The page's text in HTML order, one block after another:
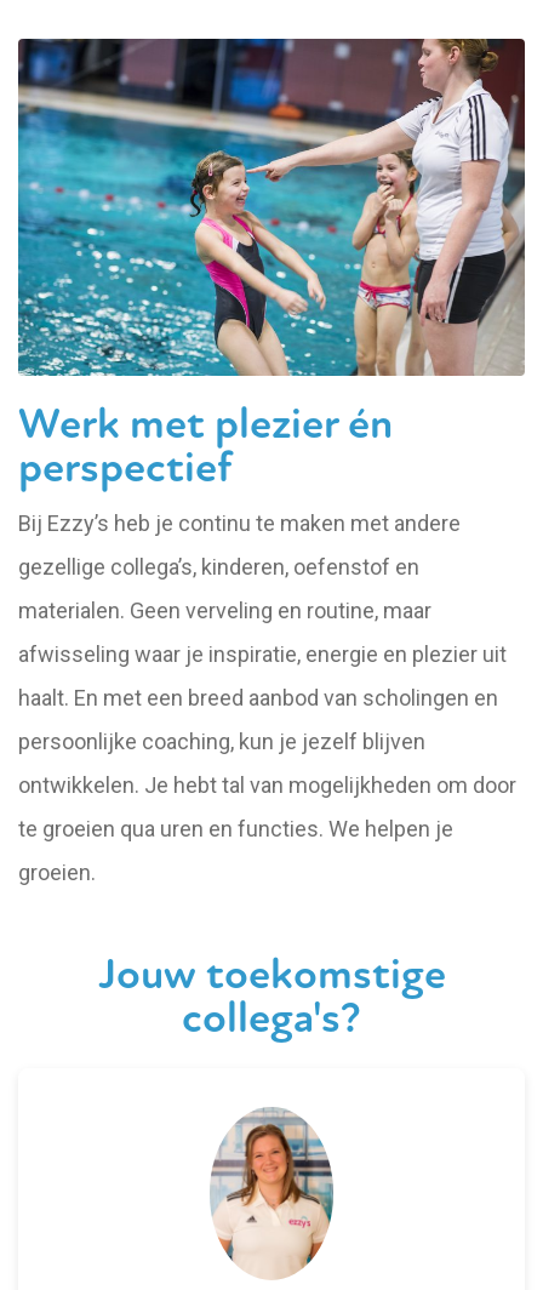
Werk met plezier én
perspectief
Bij Ezzy’s heb je continu te maken met andere
gezellige collega’s, kinderen, oefenstof en
materialen. Geen verveling en routine, maar
afwisseling waar je inspiratie, energie en plezier uit
haalt. En met een breed aanbod van scholingen en
persoonlijke coaching, kun je jezelf blijven
ontwikkelen. Je hebt tal van mogelijkheden om door
te groeien qua uren en functies. We helpen je
groeien.
Jouw toekomstige
collega's?